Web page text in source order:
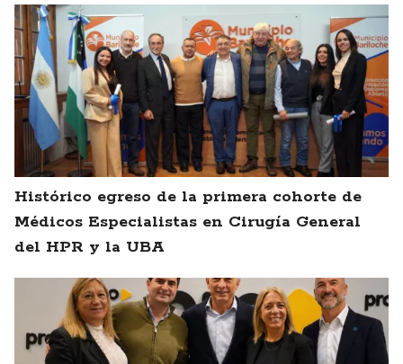
Histórico egreso de la primera cohorte de
Médicos Especialistas en Cirugía General
del HPR y la UBA